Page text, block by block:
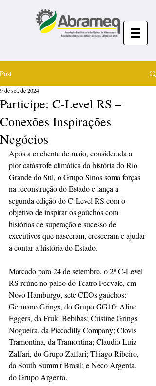
Post
Participe: C-Level RS –
Conexões Inspirações
Negócios
9 de set. de 2024
Após a enchente de maio, considerada a
pior catástrofe climática da história do Rio
Grande do Sul, o Grupo Sinos soma forças
na reconstrução do Estado e lança a
segunda edição do C-Level RS com o
objetivo de inspirar os gaúchos com
histórias de superação e sucesso de
executivos que nasceram, cresceram e ajudar
a contar a história do Estado.
Marcado para 24 de setembro, o 2º C-Level
RS reúne no palco do Teatro Feevale, em
Novo Hamburgo, sete CEOs gaúchos:
Germano Grings, do Grupo GG10; Aline
Eggers, da Fruki Bebibas; Cristine Grings
Nogueira, da Piccadilly Company; Clovis
Tramontina, da Tramontina; Claudio Luiz
Zaffari, do Grupo Zaffari; Thiago Ribeiro,
da South Summit Brasil; e Neco Argenta,
do Grupo Argenta.